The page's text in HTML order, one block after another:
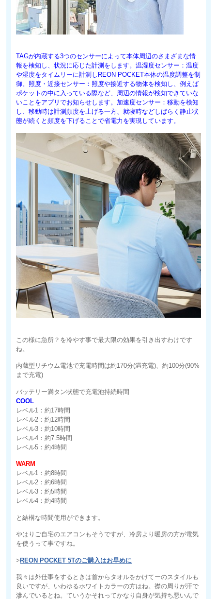
TAGが内蔵する3つのセンサーによって本体周辺のさまざまな情
報を検知し、状況に応じた計測をします。温湿度センサー：温度
や湿度をタイムリーに計測しREON POCKET本体の温度調整を制
御。照度・近接センサー：照度や接近する物体を検知し、例えば
ポケットの中に入っている際など、周辺の情報が検知できていな
いことをアプリでお知らせします。 加速度センサー：移動を検知
し、移動時は計測頻度を上げる一方、就寝時などしばらく静止状
態が続くと頻度を下げることで省電力を実現しています。
この様に急所？を冷やす事で最大限の効果を引き出すわけです
ね。
内蔵型リチウム電池で充電時間は約170分(満充電)、約100分(90%
まで充電)
バッテリー満タン状態で充電池持続時間
COOL
レベル1：約17時間
レベル2：約12時間
レベル3：約10時間
レベル4：約7.5時間
レベル5：約4時間
WARM
レベル1：約8時間
レベル2：約6時間
レベル3：約5時間
レベル4：約4時間
と結構な時間使用ができます。
やはりご自宅のエアコンもそうですが、冷房より暖房の方が電気
を使うって事ですね。
> REON POCKET 5Tのご購入はお早めに
我々は外仕事をするときは首からタオルをかけてーのスタイルも
良いですが、いわゆるホワイトカラーの方はね。襟の周りが汗で
滲んでいるとね。ていうかそれってかなり自身が気持ち悪いんで